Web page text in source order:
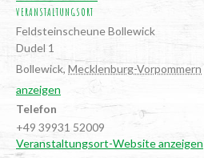
VERANSTALTUNGSORT
Feld­stein­scheu­ne Bollewick
Dudel 1
Bollewick, Mecklenburg-Vorpommern
anzeigen
Telefon
+49 39931 52009
Veranstaltungsort-Website anzeigen